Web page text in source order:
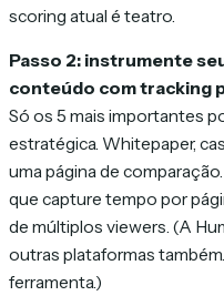
scoring atual é teatro.
Passo 2: instrumente
conteúdo com tracking
Só os 5 mais importantes
estratégica. Whitepaper,
uma página de
que capture tempo por
de múltiplos viewers. (A
outras plataformas
ferramenta.)